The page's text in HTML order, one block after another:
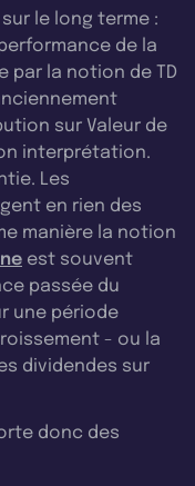
le long terme :
de la
par la notion de TD
sur Valeur de
interprétation.
Les
en rien des
manière la notion
est souvent
passée du
une période
- ou la
dividendes sur
donc des